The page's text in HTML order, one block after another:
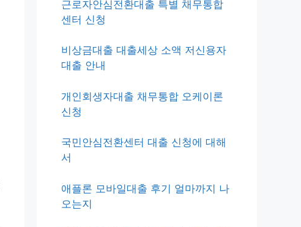
근로자안심전환대출 특별 채무통합
센터 신청
비상금대출 대출세상 소액 저신용자
대출 안내
개인회생자대출 채무통합 오케이론
신청
국민안심전환센터 대출 신청에 대해
서
애플론 모바일대출 후기 얼마까지 나
오는지